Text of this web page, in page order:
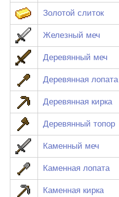
Золотой слиток
Железный меч
Деревянный меч
Деревянная лопата
Деревянная кирка
Деревянный топор
Каменный меч
Каменная лопата
Каменная кирка